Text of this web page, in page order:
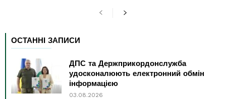
ОСТАННІ ЗАПИСИ
ДПС та Держприкордонслужба
удосконалюють електронний обмін
інформацією
03.08.2026